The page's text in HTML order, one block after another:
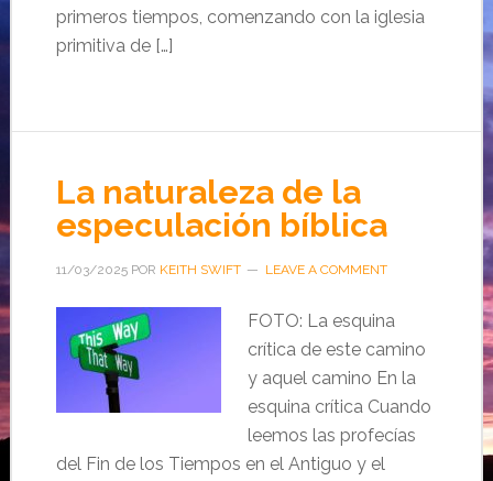
primeros tiempos, comenzando con la iglesia
primitiva de […]
La naturaleza de la
especulación bíblica
11/03/2025POR KEITH SWIFT LEAVE A COMMENT
FOTO: La esquina
crítica de este camino
y aquel camino En la
esquina crítica Cuando
leemos las profecías
del Fin de los Tiempos en el Antiguo y el